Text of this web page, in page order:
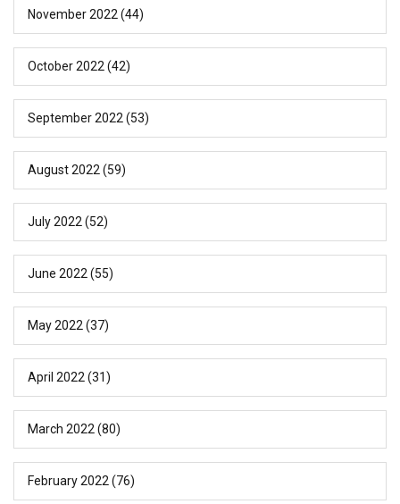
November 2022 (44)
October 2022 (42)
September 2022 (53)
August 2022 (59)
July 2022 (52)
June 2022 (55)
May 2022 (37)
April 2022 (31)
March 2022 (80)
February 2022 (76)